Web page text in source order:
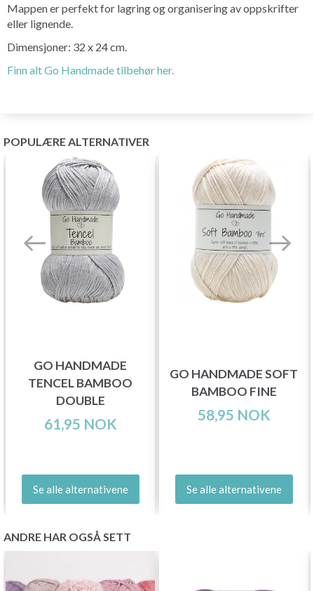
Mappen er perfekt for lagring og organisering av oppskrifter
eller lignende.
Dimensjoner: 32 x 24 cm.
Finn alt Go Handmade tilbehør her.
POPULÆRE ALTERNATIVER
GO HANDMADE
TENCEL BAMBOO
DOUBLE
61,95 NOK
Se alle alternativene
GO HANDMADE SOFT
BAMBOO FINE
58,95 NOK
Se alle alternativene
ANDRE HAR OGSÅ SETT